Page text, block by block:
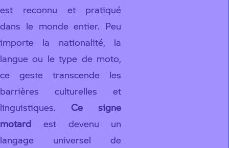
est reconnu et pratiqué
dans le monde entier. Peu
importe la nationalité, la
langue ou le type de moto,
ce geste transcende les
barrières culturelles et
linguistiques.Ce signe
motard est devenu un
langage universel de